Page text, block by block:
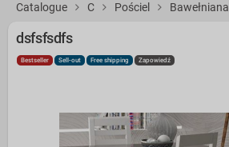
Catalogue C Pościel Bawełniana
dsfsfsdfs
Bestseller Sell-out Free shipping Zapowiedź